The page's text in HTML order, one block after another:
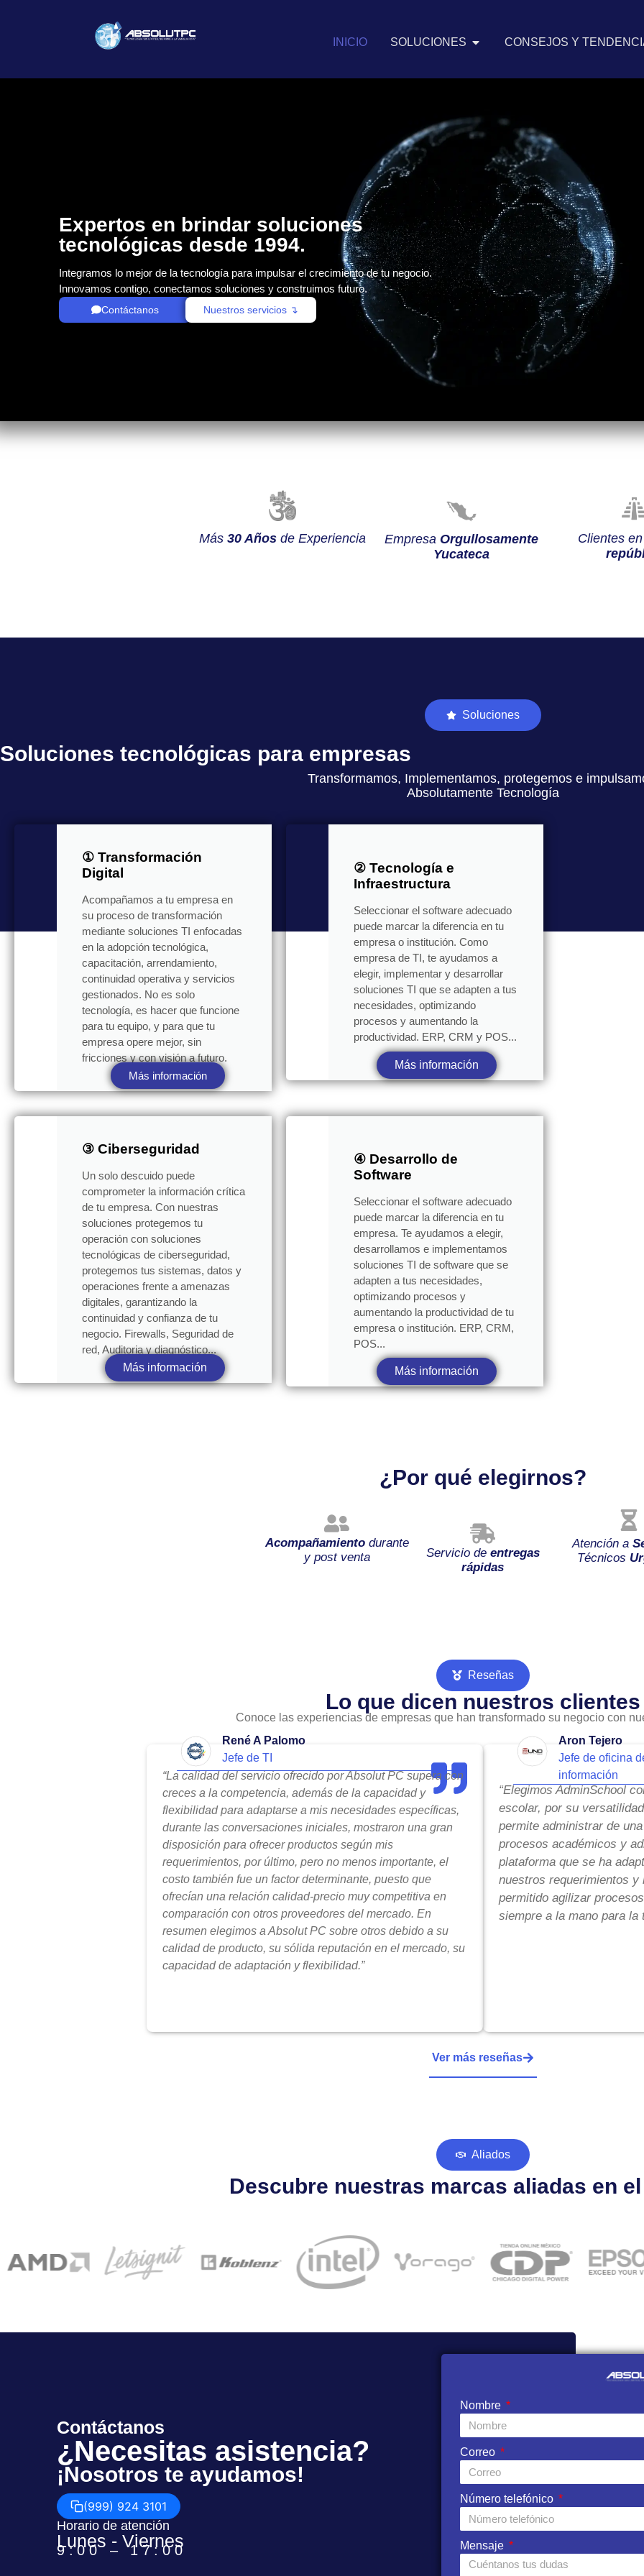
INICIO SOLUCIONES CONSEJOS Y
Expertos en brindar soluciones
tecnológicas desde 1994.
Integramos lo mejor de la tecnología para impulsar el crecimiento de tu negocio.
Innovamos contigo, conectamos soluciones y construimos futuro.
Contáctanos Nuestros servicios ↴
Más 30 Años de Experiencia Empresa Orgullosamente
Yucateca
Clientes
Soluciones
Soluciones tecnológicas para empresas
Transformamos, Implementamos, protegemos e
Absolutamente Tecnología
① Transformación
Digital
Acompañamos a tu empresa en
su proceso de transformación
mediante soluciones TI enfocadas
en la adopción tecnológica,
capacitación, arrendamiento,
continuidad operativa y servicios
gestionados. No es solo
tecnología, es hacer que funcione
para tu equipo, y para que tu
empresa opere mejor, sin
fricciones y con visión a futuro.
Más información
② Tecnología e
Infraestructura
Seleccionar el software adecuado
puede marcar la diferencia en tu
empresa o institución. Como
empresa de TI, te ayudamos a
elegir, implementar y desarrollar
soluciones TI que se adapten a tus
necesidades, optimizando
procesos y aumentando la
productividad. ERP, CRM y POS...
Más información
③ Ciberseguridad
Un solo descuido puede
comprometer la información crítica
de tu empresa. Con nuestras
soluciones protegemos tu
operación con soluciones
tecnológicas de ciberseguridad,
protegemos tus sistemas, datos y
operaciones frente a amenazas
digitales, garantizando la
continuidad y confianza de tu
negocio. Firewalls, Seguridad de
red, Auditoria y diagnóstico...
Más información
④ Desarrollo de
Software
Seleccionar el software adecuado
puede marcar la diferencia en tu
empresa. Te ayudamos a elegir,
desarrollamos e implementamos
soluciones TI de software que se
adapten a tus necesidades,
optimizando procesos y
aumentando la productividad de tu
empresa o institución. ERP, CRM,
POS...
Más información
¿Por qué elegirnos?
Acompañamientodurante
y post venta
Servicio de entregas
rápidas
Atención a
Técnicos
Reseñas
Lo que dicen nuestros clientes
Conoce las experiencias de empresas que han transformado su negocio con
René A Palomo
Jefe de TI
“La calidad del servicio ofrecido por Absolut PC supera con
creces a la competencia, además de la capacidad y
flexibilidad para adaptarse a mis necesidades específicas,
durante las conversaciones iniciales, mostraron una gran
disposición para ofrecer productos según mis
requerimientos, por último, pero no menos importante, el
costo también fue un factor determinante, puesto que
ofrecían una relación calidad-precio muy competitiva en
comparación con otros proveedores del mercado. En
resumen elegimos a Absolut PC sobre otros debido a su
calidad de producto, su sólida reputación en el mercado, su
capacidad de adaptación y flexibilidad.”
Aron Tejero
Jefe de oficina
información
“Elegimos AdminSchool
escolar, por su
permite administrar de
procesos académicos y
plataforma que se ha
nuestros requerimientos y
permitido agilizar
siempre a la mano para la
Ver más reseñas
Aliados
Descubre nuestras marcas aliadas en
Nombre
Correo
Número telefónico
Mensaje
Contáctanos
¿Necesitas asistencia?
¡Nosotros te ayudamos!
(999) 924 3101
Horario de atención
Lunes - Viernes
9:00 – 17:00